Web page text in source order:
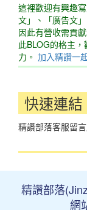
這裡歡迎有興趣
文」、「廣告文
因此有營收需貢
此BLOG的格主
力。 加入精讚一
快速連結
精讚部落客服留
精讚部落
網